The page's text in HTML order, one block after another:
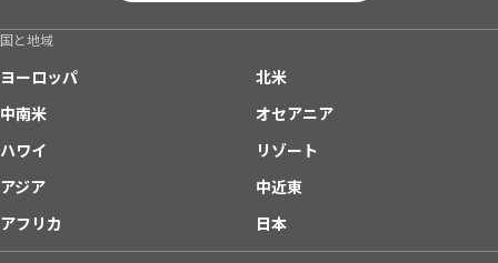
国と地域
ヨーロッパ
北米
中南米
オセアニア
ハワイ
リゾート
アジア
中近東
アフリカ
日本